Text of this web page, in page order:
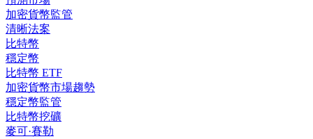
加密貨幣監管
清晰法案
比特幣
穩定幣
比特幣 ETF
加密貨幣市場趨勢
穩定幣監管
比特幣挖礦
麥可·賽勒